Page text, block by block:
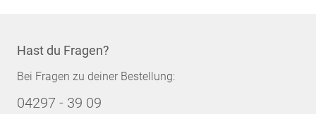
Hast du Fragen?
Bei Fragen zu deiner Bestellung:
04297 - 39 09